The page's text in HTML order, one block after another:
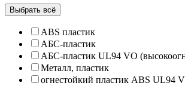
Выбрать всё
ABS пластик
АБС-пластик
АБС-пластик UL94 VO
Металл, пластик
огнестойкий пластик ABS UL94